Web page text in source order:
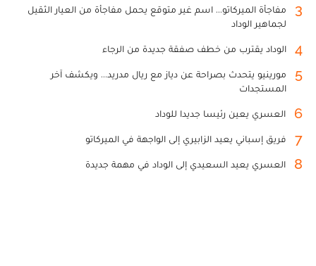
3
مفاجأة الميركاتو... اسم غير متوقع يحمل مفاجأة من العيار الثقيل
لجماهير الوداد
4 الوداد يقترب من خطف صفقة جديدة من الرجاء
5
مورينيو يتحدث بصراحة عن دياز مع ريال مدريد... ويكشف آخر
المستجدات
6 العسري يعين رئيسا جديدا للوداد
7 فريق إسباني يعيد الزابيري إلى الواجهة في الميركاتو
8 العسري يعيد السعيدي إلى الوداد في مهمة جديدة